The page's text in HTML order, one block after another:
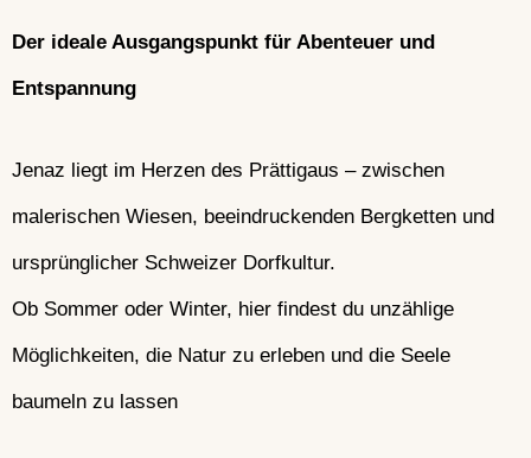
Der ideale Ausgangspunkt für Abenteuer und
Entspannung
Jenaz liegt im Herzen des Prättigaus – zwischen
malerischen Wiesen, beeindruckenden Bergketten und
ursprünglicher Schweizer Dorfkultur.
Ob Sommer oder Winter, hier findest du unzählige
Möglichkeiten, die Natur zu erleben und die Seele
baumeln zu lassen